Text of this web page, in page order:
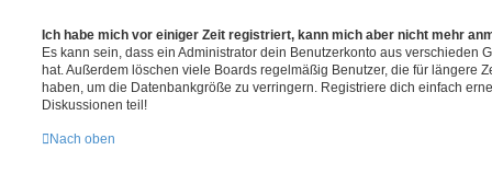
Ich habe mich vor einiger Zeit registriert, kann mich aber nicht mehr
Es kann sein, dass ein Administrator dein Benutzerkonto aus verschieden
hat. Außerdem löschen viele Boards regelmäßig Benutzer, die für längere
haben, um die Datenbankgröße zu verringern. Registriere dich einfach
Diskussionen teil!
Nach oben